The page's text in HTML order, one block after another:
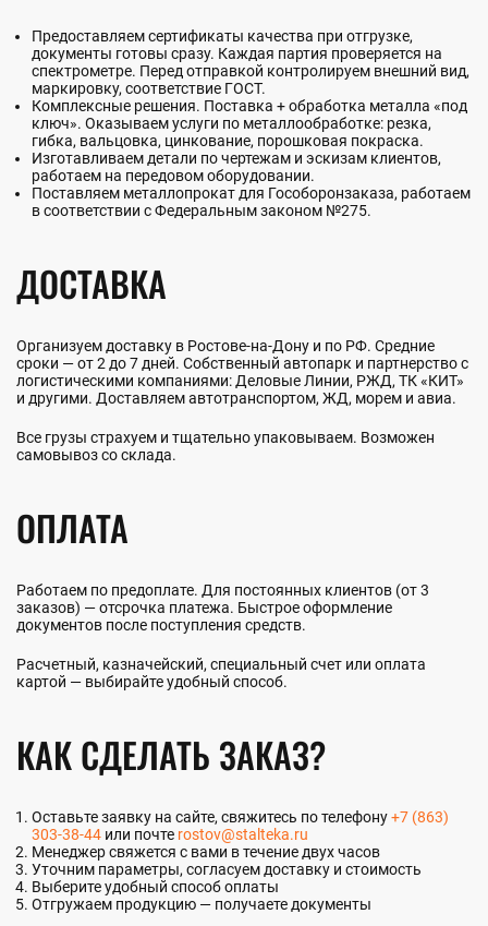
Предоставляем сертификаты качества при отгрузке,
документы готовы сразу. Каждая партия проверяется на
спектрометре. Перед отправкой контролируем внешний вид,
маркировку, соответствие ГОСТ.
Комплексные решения. Поставка + обработка металла «под
ключ». Оказываем услуги по металлообработке: резка,
гибка, вальцовка, цинкование, порошковая покраска.
Изготавливаем детали по чертежам и эскизам клиентов,
работаем на передовом оборудовании.
Поставляем металлопрокат для Гособоронзаказа, работаем
в соответствии с Федеральным законом №275.
ДОСТАВКА
Организуем доставку в Ростове-на-Дону и по РФ. Средние
сроки — от 2 до 7 дней. Собственный автопарк и партнерство с
логистическими компаниями: Деловые Линии, РЖД, ТК «КИТ»
и другими. Доставляем автотранспортом, ЖД, морем и авиа.
Все грузы страхуем и тщательно упаковываем. Возможен
самовывоз со склада.
ОПЛАТА
Работаем по предоплате. Для постоянных клиентов (от 3
заказов) — отсрочка платежа. Быстрое оформление
документов после поступления средств.
Расчетный, казначейский, специальный счет или оплата
картой — выбирайте удобный способ.
КАК СДЕЛАТЬ ЗАКАЗ?
Оставьте заявку на сайте, свяжитесь по телефону+7 (863)
303-38-44 или почте rostov@stalteka.ru
Менеджер свяжется с вами в течение двух часов
Уточним параметры, согласуем доставку и стоимость
Выберите удобный способ оплаты
Отгружаем продукцию — получаете документы